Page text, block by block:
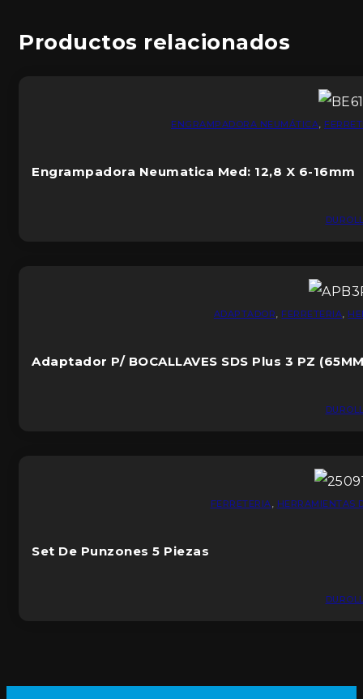
Productos relacionados
ENGRAMPADORA NEUMÁTICA,
Engrampadora Neumatica Med: 12,8 X 6-16mm
ADAPTADOR, FERRETERIA,
Adaptador P/ BOCALLAVES SDS Plus 3 PZ
FERRETERIA HERRAMIENTAS
Set De Punzones 5 Piezas